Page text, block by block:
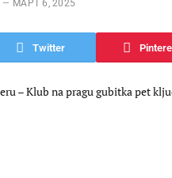
МАРТ 6, 2025
Twitter